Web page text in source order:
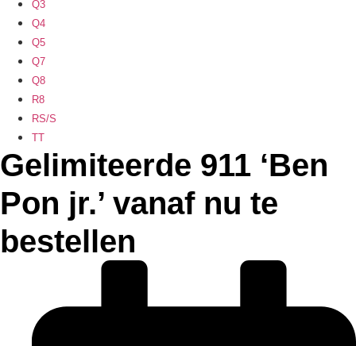
Q3
Q4
Q5
Q7
Q8
R8
RS/S
TT
Gelimiteerde 911 ‘Ben
Pon jr.’ vanaf nu te
bestellen